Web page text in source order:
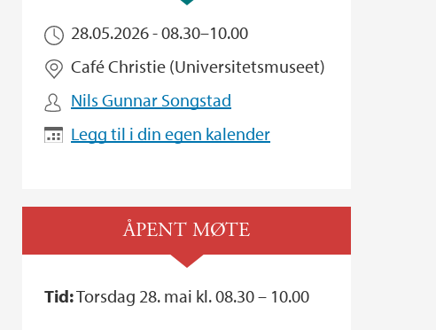
28.05.2026 -08.30–10.00
Café Christie (Universitetsmuseet)
Nils Gunnar Songstad
Legg til i din egen kalender
ÅPENT MØTE
Tid:Torsdag 28. mai kl. 08.30 – 10.00